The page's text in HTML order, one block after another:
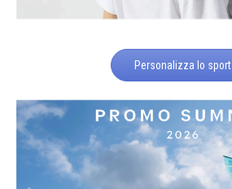
Personalizza lo sport